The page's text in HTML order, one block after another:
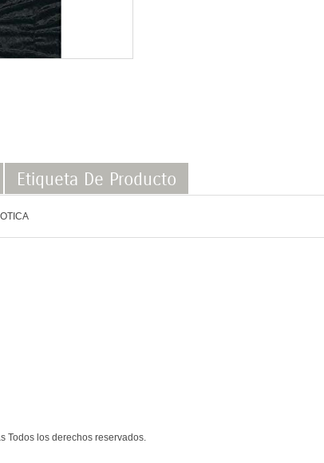
Etiqueta De Producto
Todos los derechos reservados.